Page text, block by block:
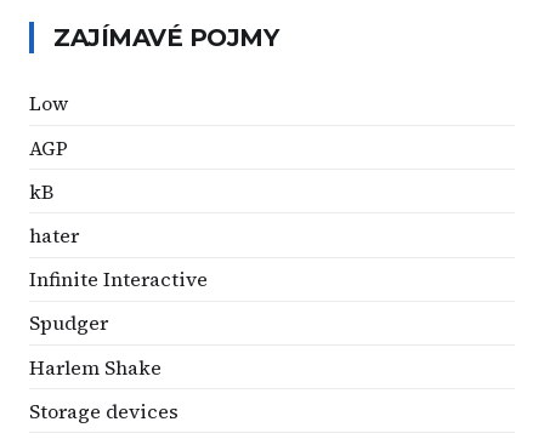
ZAJÍMAVÉ POJMY
Low
AGP
kB
hater
Infinite Interactive
Spudger
Harlem Shake
Storage devices